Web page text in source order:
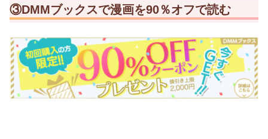
③DMMブックスで漫画を90％オフで読む